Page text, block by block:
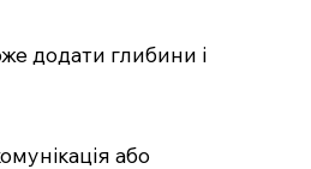
додати глибини і
або